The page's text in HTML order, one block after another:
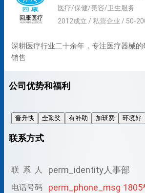
医疗/保健/美容/卫生服务
2012成立 / 私营企业 / 50-
深耕医疗行业二十余年，专注医疗器械
销售
公司优势和福利
晋升快 全勤奖 有补助 加班费 环境好
联系方式
联 系 人 perm_identity人事部
电话号码 perm_phone_msg